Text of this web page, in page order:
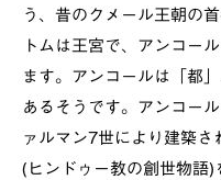
う、昔のクメール王朝の
トムは王宮で、アンコー
ます。アンコールは「都
あるそうです。アンコー
ァルマン7世により建築さ
(ヒンドゥー教の創世物語)